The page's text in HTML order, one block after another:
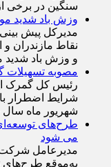
سنگین در برخی
وزش باد شدید
مدیرکل پیش
نقاط مازندران و
و وزش باد شدید
مصوبه تسهیلات
رئیس کل گمرک
شرایط اضطرار
شهریور ماه سال
طرح‌های توسعه‌ای
می شود
مدیرعامل شرکت
به‌موقع طرح‌های